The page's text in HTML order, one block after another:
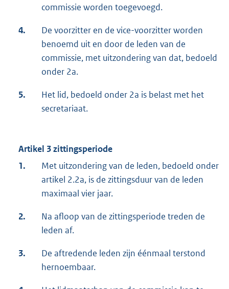
commissie worden toegevoegd.
4.
De voorzitter en de vice-voorzitter worden
benoemd uit en door de leden van de
commissie, met uitzondering van dat, bedoeld
onder 2a.
5.
Het lid, bedoeld onder 2a is belast met het
secretariaat.
Artikel 3 zittingsperiode
1.
Met uitzondering van de leden, bedoeld onder
artikel 2.2a, is de zittingsduur van de leden
maximaal vier jaar.
2.
Na afloop van de zittingsperiode treden de
leden af.
3.
De aftredende leden zijn éénmaal terstond
hernoembaar.